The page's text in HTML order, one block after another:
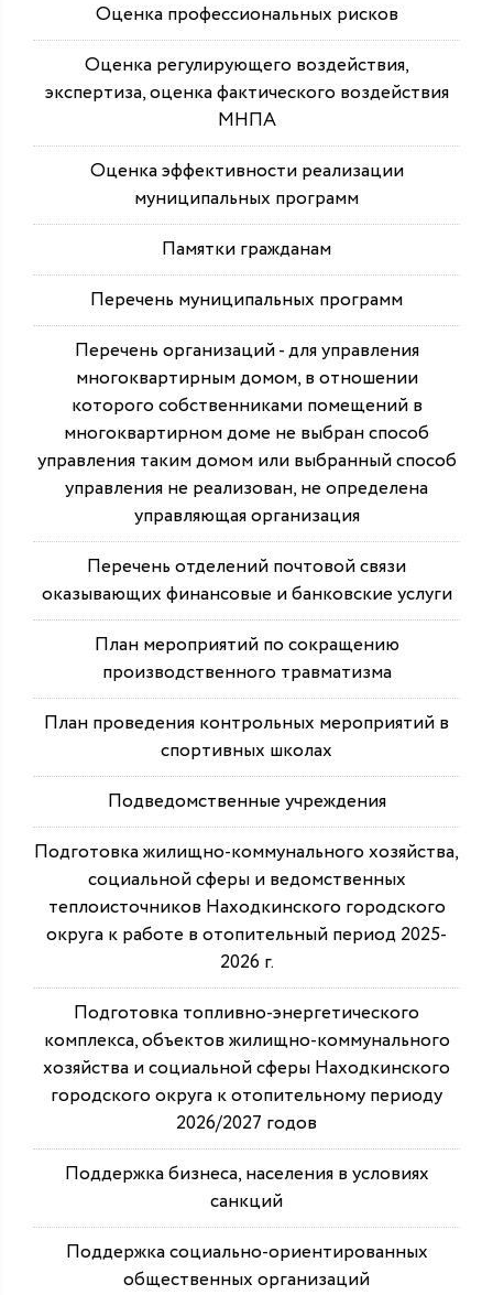
Оценка профессиональных рисков
Оценка регулирующего воздействия,
экспертиза, оценка фактического воздействия
МНПА
Оценка эффективности реализации
муниципальных программ
Памятки гражданам
Перечень муниципальных программ
Перечень организаций - для управления
многоквартирным домом, в отношении
которого собственниками помещений в
многоквартирном доме не выбран способ
управления таким домом или выбранный способ
управления не реализован, не определена
управляющая организация
Перечень отделений почтовой связи
оказывающих финансовые и банковские услуги
План мероприятий по сокращению
производственного травматизма
План проведения контрольных мероприятий в
спортивных школах
Подведомственные учреждения
Подготовка жилищно-коммунального хозяйства,
социальной сферы и ведомственных
теплоисточников Находкинского городского
округа к работе в отопительный период 2025-
2026 г.
Подготовка топливно-энергетического
комплекса, объектов жилищно-коммунального
хозяйства и социальной сферы Находкинского
городского округа к отопительному периоду
2026/2027 годов
Поддержка бизнеса, населения в условиях
санкций
Поддержка социально-ориентированных
общественных организаций